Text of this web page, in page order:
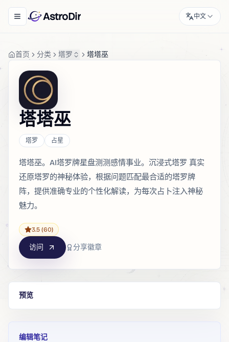
Toggle navigation menu
AstroDir 中文
首页 分类 塔罗 塔塔巫
塔塔巫
塔罗 占星
塔塔巫。AI塔罗牌星盘测测感情事业。沉浸式塔罗 真实
还原塔罗的神秘体验，根据问题匹配最合适的塔罗牌
阵，提供准确专业的个性化解读，为每次占卜注入神秘
魅力。
3.5 (60)
访问 分享徽章
预览
编辑笔记